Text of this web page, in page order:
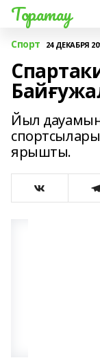
Торатау
Спорт 24 ДЕКАБРЯ
Йыл
ярышты.